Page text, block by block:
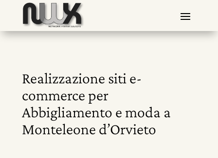
Realizzazione siti e-
commerce per
Abbigliamento e moda a
Monteleone d’Orvieto